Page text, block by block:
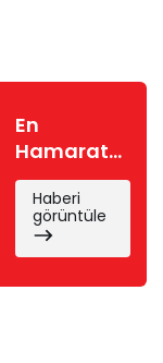
En
Hamarat
Benim
Nuriye
kimdir?
Nuriye
Akgün
Haberi
görüntüle